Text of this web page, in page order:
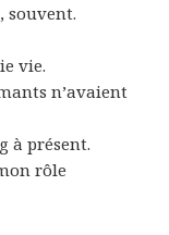
souvent.
vie.
n’avaient
à présent.
rôle